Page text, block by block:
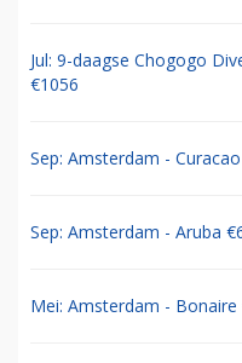
Jul: 9-daagse Chogogo
€1056
Sep: Amsterdam -
Sep: Amsterdam - Aruba
Mei: Amsterdam - Bonaire